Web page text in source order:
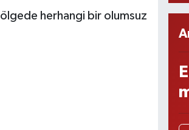
herhangi bir olumsuz